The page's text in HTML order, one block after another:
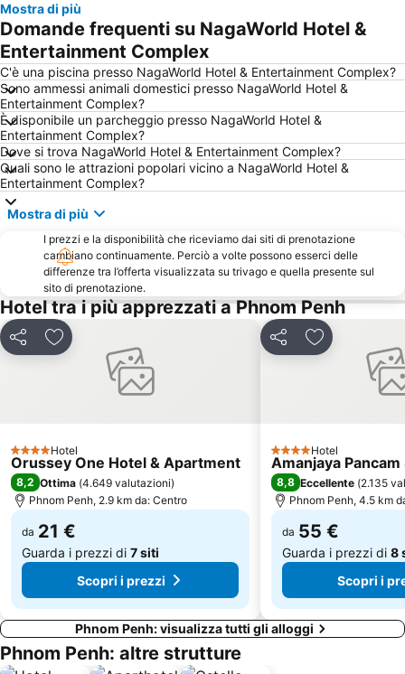
Mostra di più
Domande frequenti su NagaWorld Hotel &
Entertainment Complex
C'è una piscina presso NagaWorld Hotel & Entertainment Complex?
Sono ammessi animali domestici presso NagaWorld Hotel &
Entertainment Complex?
È disponibile un parcheggio presso NagaWorld Hotel &
Entertainment Complex?
Dove si trova NagaWorld Hotel & Entertainment Complex?
Quali sono le attrazioni popolari vicino a NagaWorld Hotel &
Entertainment Complex?
Mostra di più
I prezzi e la disponibilità che riceviamo dai siti di prenotazione
cambiano continuamente. Perciò a volte possono esserci delle
differenze tra l’offerta visualizzata su trivago e quella presente sul
sito di prenotazione.
Hotel tra i più apprezzati a Phnom Penh
CondividiAggiungi ai preferiti
4 StelleHotel
Orussey One Hotel & Apartment
8,2 Ottima (4.649 valutazioni)
Phnom Penh, 2.9 km da: Centro
da 21 €
Guarda i prezzi di 7 siti
Scopri i prezzi
CondividiAggiungi ai
4 StelleHotel
Amanjaya
8,8 Eccellente (2.135
Phnom Penh, 4.5 km
da 55 €
Guarda i prezzi di 8
Scopri i
Phnom Penh: visualizza tutti gli alloggi
Phnom Penh: altre strutture